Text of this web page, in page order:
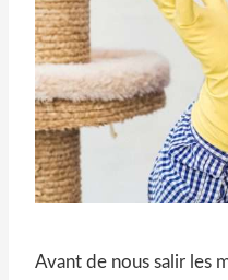
Avant de nous salir les